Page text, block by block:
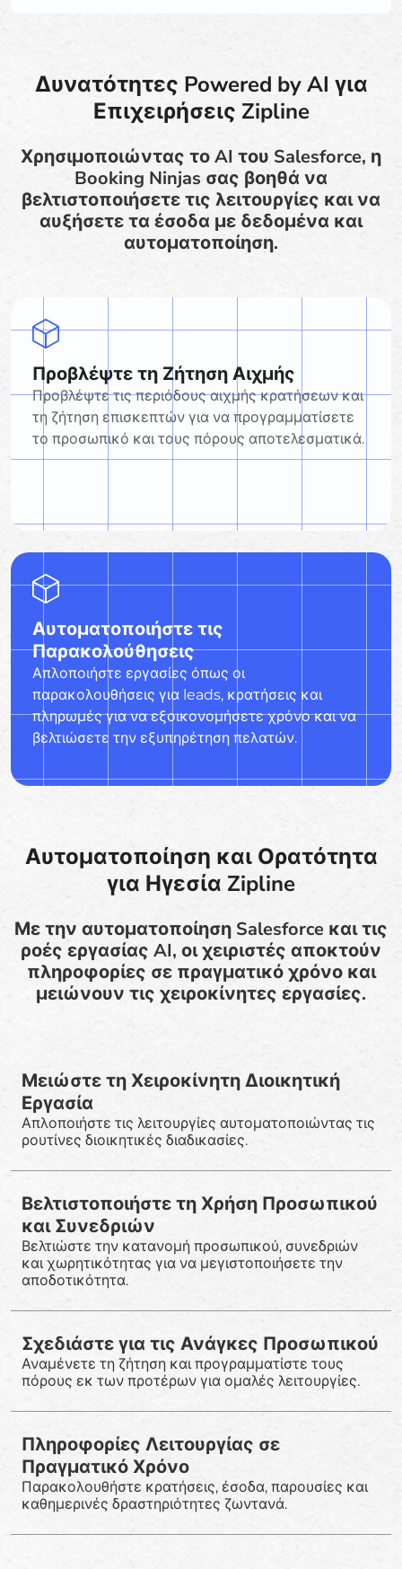
Δυνατότητες Powered by AI για
Επιχειρήσεις Zipline
Χρησιμοποιώντας το AI του Salesforce, η
Booking Ninjas σας βοηθά να
βελτιστοποιήσετε τις λειτουργίες και να
αυξήσετε τα έσοδα με δεδομένα και
αυτοματοποίηση.
Προβλέψτε τη Ζήτηση Αιχμής
Προβλέψτε τις περιόδους αιχμής κρατήσεων και
τη ζήτηση επισκεπτών για να προγραμματίσετε
το προσωπικό και τους πόρους αποτελεσματικά.
Αυτοματοποιήστε τις
Παρακολούθησεις
Απλοποιήστε εργασίες όπως οι
παρακολουθήσεις για leads, κρατήσεις και
πληρωμές για να εξοικονομήσετε χρόνο και να
βελτιώσετε την εξυπηρέτηση πελατών.
Αυτοματοποίηση και Ορατότητα
για Ηγεσία Zipline
Με την αυτοματοποίηση Salesforce και τις
ροές εργασίας AI, οι χειριστές αποκτούν
πληροφορίες σε πραγματικό χρόνο και
μειώνουν τις χειροκίνητες εργασίες.
Μειώστε τη Χειροκίνητη Διοικητική
Εργασία
Απλοποιήστε τις λειτουργίες αυτοματοποιώντας τις
ρουτίνες διοικητικές διαδικασίες.
Βελτιστοποιήστε τη Χρήση Προσωπικού
και Συνεδριών
Βελτιώστε την κατανομή προσωπικού, συνεδριών
και χωρητικότητας για να μεγιστοποιήσετε την
αποδοτικότητα.
Σχεδιάστε για τις Ανάγκες Προσωπικού
Αναμένετε τη ζήτηση και προγραμματίστε τους
πόρους εκ των προτέρων για ομαλές λειτουργίες.
Πληροφορίες Λειτουργίας σε
Πραγματικό Χρόνο
Παρακολουθήστε κρατήσεις, έσοδα, παρουσίες και
καθημερινές δραστηριότητες ζωντανά.